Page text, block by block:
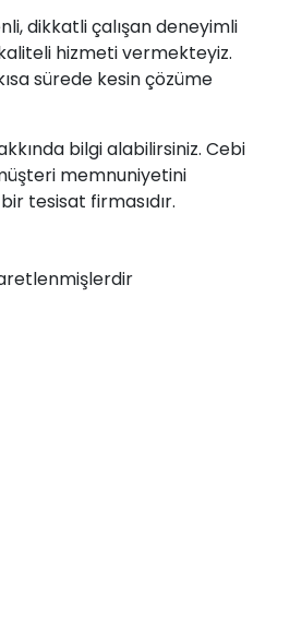
dikkatli çalışan deneyimli
hizmeti vermekteyiz.
sürede kesin çözüme
bilgi alabilirsiniz. Cebi
memnuniyetini
tesisat firmasıdır.